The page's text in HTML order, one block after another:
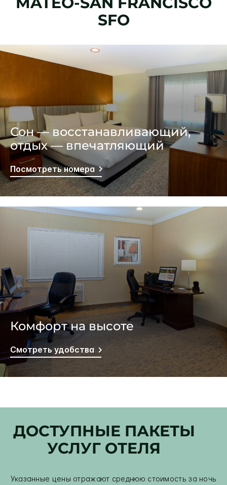
SFO
Сон — восстанавливающий,
отдых — впечатляющий
Посмотреть номера
Комфорт на высоте
Смотреть удобства
ДОСТУПНЫЕ ПАКЕТЫ
УСЛУГ ОТЕЛЯ
Указанные цены отражают среднюю стоимость за ночь